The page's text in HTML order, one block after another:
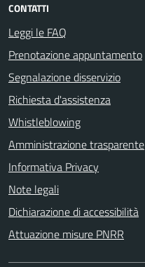
CONTATTI
Leggi le FAQ
Prenotazione appuntamento
Segnalazione disservizio
Richiesta d'assistenza
Whistleblowing
Amministrazione trasparente
Informativa Privacy
Note legali
Dichiarazione di accessibilità
Attuazione misure PNRR